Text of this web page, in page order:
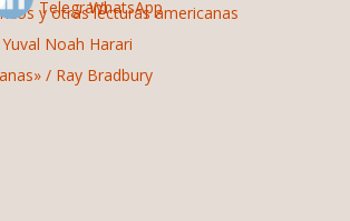
y otras lecturas americanas
Noah Harari
/ Ray Bradbury